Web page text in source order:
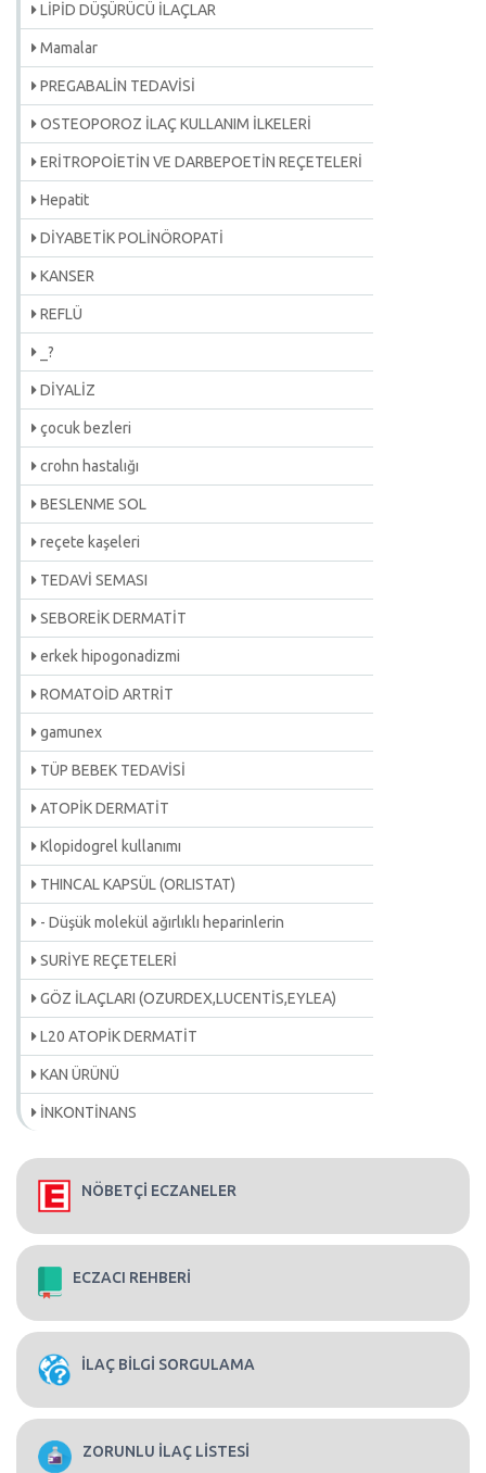
LİPİD DÜŞÜRÜCÜ İLAÇLAR
Mamalar
PREGABALİN TEDAVİSİ
OSTEOPOROZ İLAÇ KULLANIM İLKELERİ
ERİTROPOİETİN VE DARBEPOETİN REÇETELERİ
Hepatit
DİYABETİK POLİNÖROPATİ
KANSER
REFLÜ
_?
DİYALİZ
çocuk bezleri
crohn hastalığı
BESLENME SOL
reçete kaşeleri
TEDAVİ SEMASI
SEBOREİK DERMATİT
erkek hipogonadizmi
ROMATOİD ARTRİT
gamunex
TÜP BEBEK TEDAVİSİ
ATOPİK DERMATİT
Klopidogrel kullanımı
THINCAL KAPSÜL (ORLISTAT)
- Düşük molekül ağırlıklı heparinlerin
SURİYE REÇETELERİ
GÖZ İLAÇLARI (OZURDEX,LUCENTİS,EYLEA)
L20 ATOPİK DERMATİT
KAN ÜRÜNÜ
İNKONTİNANS
NÖBETÇİ ECZANELER
ECZACI REHBERİ
İLAÇ BİLGİ SORGULAMA
ZORUNLU İLAÇ LİSTESİ